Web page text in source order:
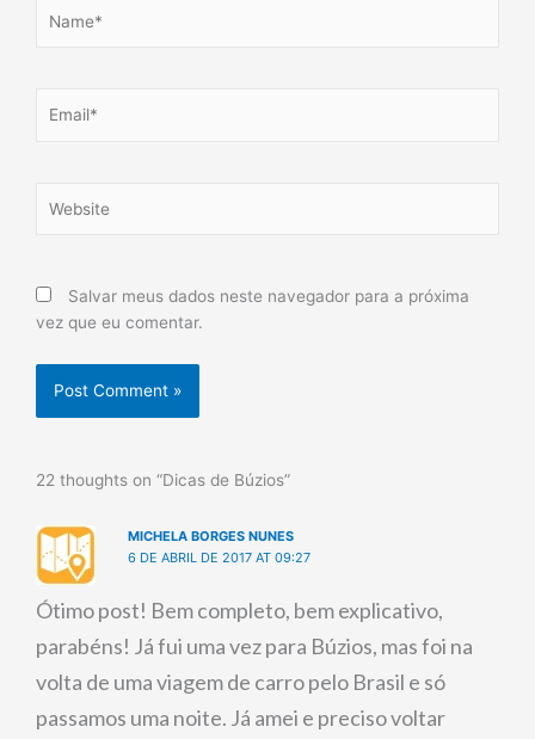
Salvar meus dados neste navegador para a próxima
vez que eu comentar.
22 thoughts on “Dicas de Búzios”
MICHELA BORGES NUNES
6 DE ABRIL DE 2017 AT 09:27
Ótimo post! Bem completo, bem explicativo,
parabéns! Já fui uma vez para Búzios, mas foi na
volta de uma viagem de carro pelo Brasil e só
passamos uma noite. Já amei e preciso voltar